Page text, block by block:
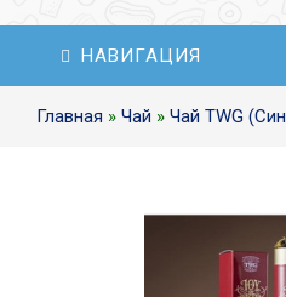
НАВИГАЦИЯ
Главная » Чай » Чай TWG